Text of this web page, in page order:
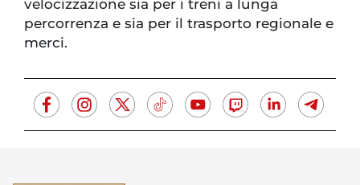
velocizzazione sia per i treni a lunga
percorrenza e sia per il trasporto regionale e
merci.